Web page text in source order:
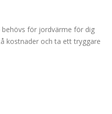
för jordvärme för dig
kostnader och ta ett tryggare